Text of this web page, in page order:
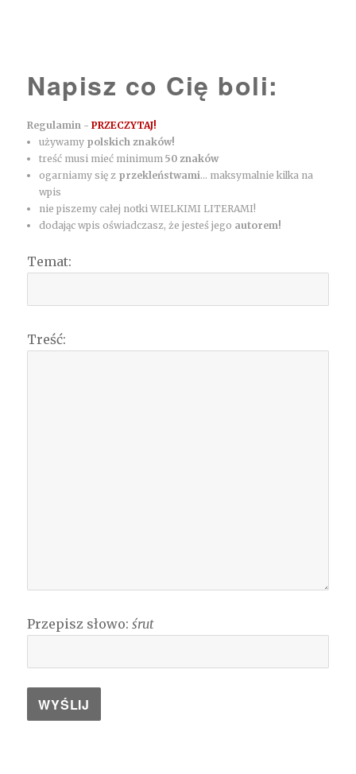
Napisz co Cię boli:
Regulamin -PRZECZYTAJ!
używamy polskich znaków!
treść musi mieć minimum50 znaków
ogarniamy się z przekleństwami... maksymalnie kilka na
wpis
nie piszemy całej notki WIELKIMI LITERAMI!
dodając wpis oświadczasz, że jesteś jego autorem!
Temat:
Treść:
Przepisz słowo:śrut